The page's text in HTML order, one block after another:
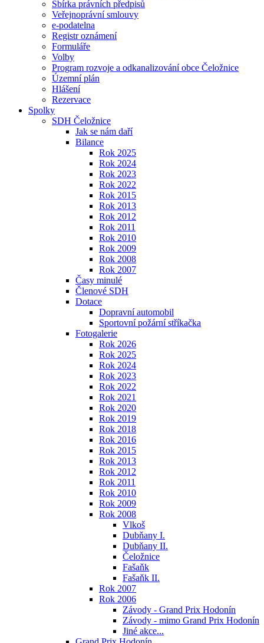
Sbírka právních předpisů
Veřejnoprávní smlouvy
e-podatelna
Registr oznámení
Formuláře
Volby
Program rozvoje a odkanalizování obce Čeložnice
Územní plán
Hlášení
Rezervace
Spolky
SDH Čeložnice
Jak se nám daří
Bilance
Rok 2025
Rok 2024
Rok 2023
Rok 2022
Rok 2015
Rok 2013
Rok 2012
Rok 2011
Rok 2010
Rok 2009
Rok 2008
Rok 2007
Časy minulé
Členové SDH
Dotace
Dopravní automobil
Sportovní požární stříkačka
Fotogalerie
Rok 2026
Rok 2025
Rok 2024
Rok 2023
Rok 2022
Rok 2021
Rok 2020
Rok 2019
Rok 2018
Rok 2016
Rok 2015
Rok 2013
Rok 2012
Rok 2011
Rok 2010
Rok 2009
Rok 2008
Vlkoš
Dubňany I.
Dubňany II.
Čeložnice
Fašaňk
Fašaňk II.
Rok 2007
Rok 2006
Závody - Grand Prix Hodonín
Závody - mimo Grand Prix Hodonín
Jiné akce...